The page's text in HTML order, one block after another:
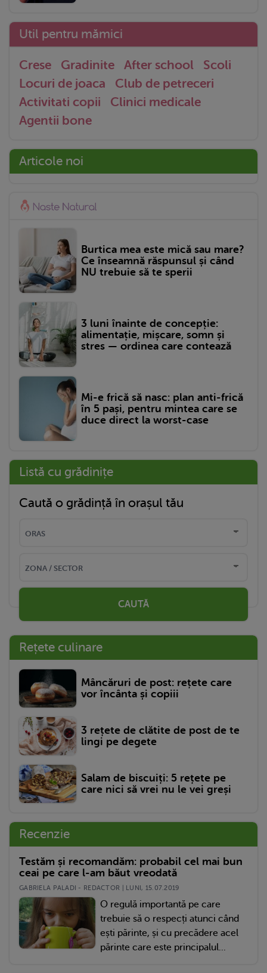
Util pentru mămici
Crese Gradinite After school
Scoli
Locuri de joaca
Club de petreceri
Activitati copii
Clinici medicale
Agentii bone
Articole noi
Burtica mea este mică sau mare?
Ce înseamnă răspunsul și când
NU trebuie să te sperii
3 luni înainte de concepție:
alimentație, mișcare, somn și
stres — ordinea care contează
Mi-e frică să nasc: plan anti-frică
în 5 pași, pentru mintea care se
duce direct la worst-case
Listă cu grădinițe
Caută o grădință în orașul tău
CAUTĂ
Rețete culinare
Mâncăruri de post: rețete care
vor încânta și copiii
3 rețete de clătite de post de te
lingi pe degete
Salam de biscuiți: 5 rețete pe
care nici să vrei nu le vei greși
Recenzie
Testăm și recomandăm: probabil cel mai bun
ceai pe care l-am băut vreodată
GABRIELA PALADI - REDACTOR | LUNI, 15.07.2019
O regulă importantă pe care
trebuie să o respecți atunci când
ești părinte, și cu precădere acel
părinte care este principalul...